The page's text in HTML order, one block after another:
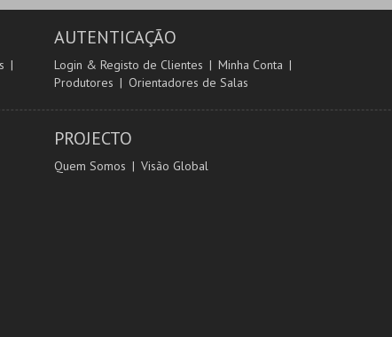
AUTENTICAÇÃO
Login & Registo de Clientes
Minha Conta
Produtores
Orientadores de Salas
PROJECTO
Quem Somos Visão Global